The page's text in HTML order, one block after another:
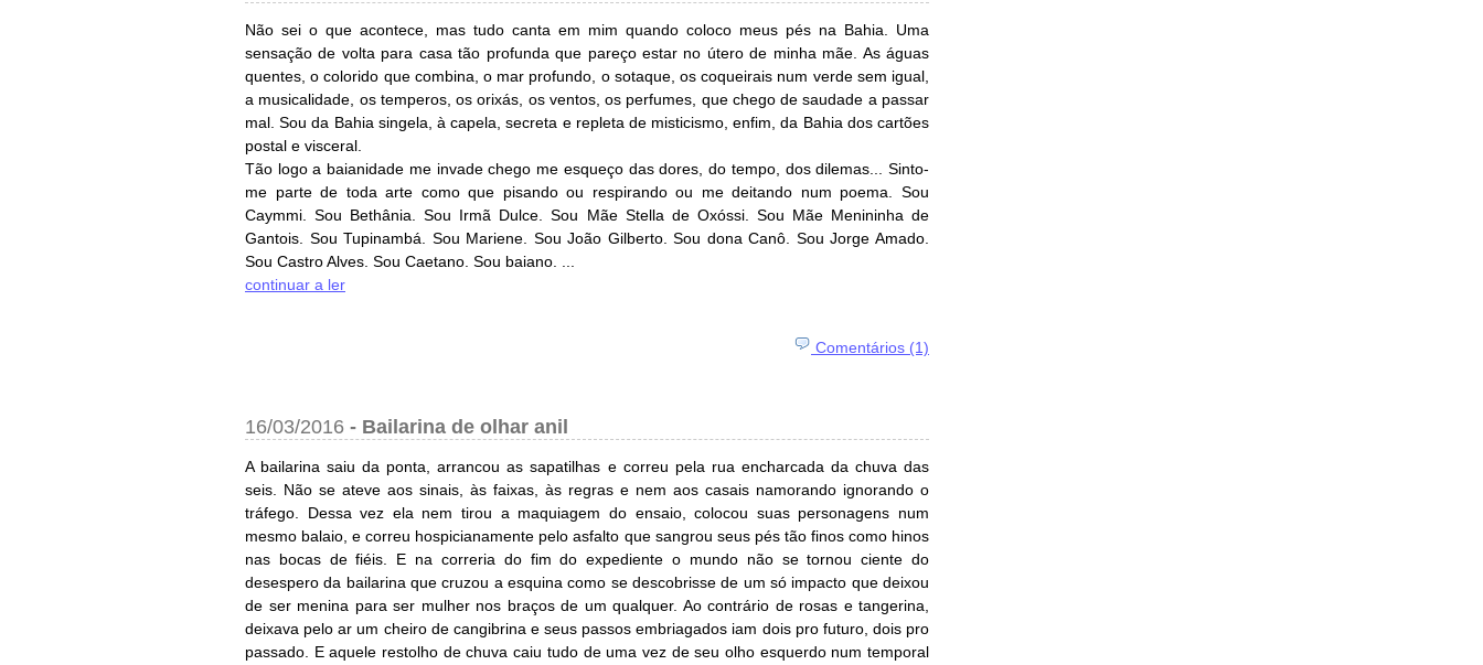
Não sei o que acontece, mas tudo canta em mim quando coloco meus pés na Bahia. Uma
sensação de volta para casa tão profunda que pareço estar no útero de minha mãe. As águas
quentes, o colorido que combina, o mar profundo, o sotaque, os coqueirais num verde sem igual,
a musicalidade, os temperos, os orixás, os ventos, os perfumes, que chego de saudade a passar
mal. Sou da Bahia singela, à capela, secreta e repleta de misticismo, enfim, da Bahia dos cartões
postal e visceral.
Tão logo a baianidade me invade chego me esqueço das dores, do tempo, dos dilemas... Sinto-
me parte de toda arte como que pisando ou respirando ou me deitando num poema. Sou
Caymmi. Sou Bethânia. Sou Irmã Dulce. Sou Mãe Stella de Oxóssi. Sou Mãe Menininha de
Gantois. Sou Tupinambá. Sou Mariene. Sou João Gilberto. Sou dona Canô. Sou Jorge Amado.
Sou Castro Alves. Sou Caetano. Sou baiano. ...
continuar a ler
Comentários (1)
16/03/2016 - Bailarina de olhar anil
A bailarina saiu da ponta, arrancou as sapatilhas e correu pela rua encharcada da chuva das
seis. Não se ateve aos sinais, às faixas, às regras e nem aos casais namorando ignorando o
tráfego. Dessa vez ela nem tirou a maquiagem do ensaio, colocou suas personagens num
mesmo balaio, e correu hospicianamente pelo asfalto que sangrou seus pés tão finos como hinos
nas bocas de fiéis. E na correria do fim do expediente o mundo não se tornou ciente do
desespero da bailarina que cruzou a esquina como se descobrisse de um só impacto que deixou
de ser menina para ser mulher nos braços de um qualquer. Ao contrário de rosas e tangerina,
deixava pelo ar um cheiro de cangibrina e seus passos embriagados iam dois pro futuro, dois pro
passado. E aquele restolho de chuva caiu tudo de uma vez de seu olho esquerdo num temporal